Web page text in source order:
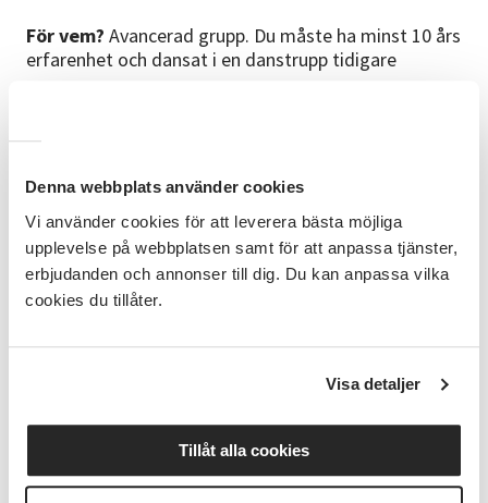
Denna webbplats använder cookies
Vi använder cookies för att leverera bästa möjliga
upplevelse på webbplatsen samt för att anpassa tjänster,
erbjudanden och annonser till dig. Du kan anpassa vilka
cookies du tillåter.
Visa detaljer
Tillåt alla cookies
För vem? Avancerad grupp. Du måste ha minst 10 års
erfarenhet och dansat i en danstrupp tidigare
Terminsinformation
ojämnt fördelade under terminen för att anpassas
efter ledarens övriga professionella uppdrag och
verksamheter.
och styrka • Koordination • Musikalitet och
taktkänsla • Kreativitet • Uttryck, känsla och
Kursledare Maria Lavrell